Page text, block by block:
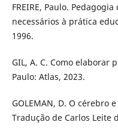
FREIRE, Paulo.
necessários à prática
1996.
GIL, A. C. Como elaborar
Paulo: Atlas, 2023.
GOLEMAN, D. O cérebro
Tradução de Carlos Leite